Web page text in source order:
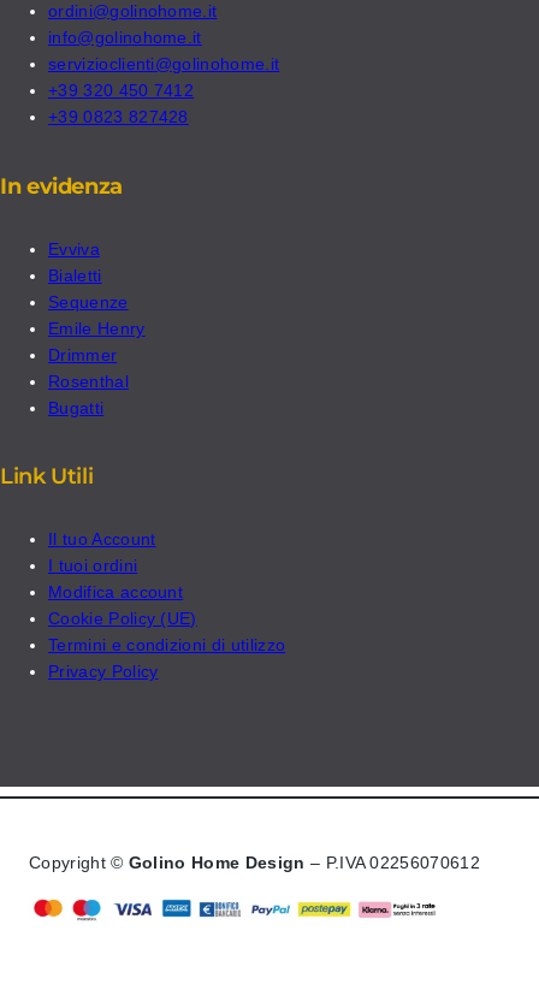
ordini@golinohome.it
info@golinohome.it
servizioclienti@golinohome.it
+39 320 450 7412
+39 0823 827428
In evidenza
Evviva
Bialetti
Sequenze
Emile Henry
Drimmer
Rosenthal
Bugatti
Link Utili
Il tuo Account
I tuoi ordini
Modifica account
Cookie Policy (UE)
Termini e condizioni di utilizzo
Privacy Policy
Copyright © Golino Home Design – P.IVA 02256070612